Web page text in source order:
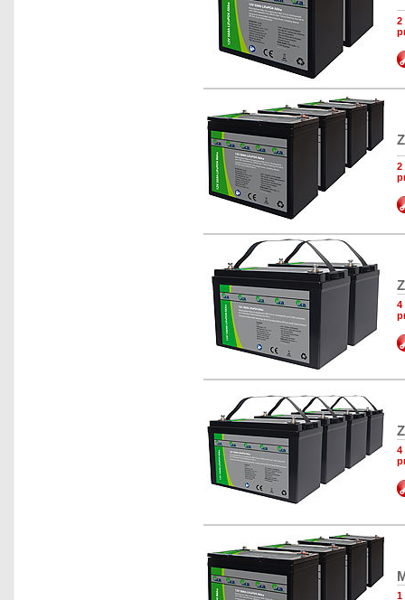
2
2
4
4
1